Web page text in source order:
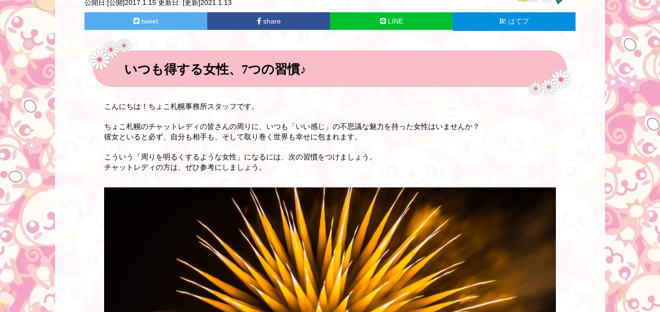
公開日:[公開]2017.1.15 更新日: [更新]2021.1.13
tweet share LINE はてブ
いつも得する女性、7つの習慣♪
こんにちは！ちょこ札幌事務所スタッフです。
ちょこ札幌のチャットレディの皆さんの周りに、いつも「いい感じ 」の不思議な魅力を持った女性はいませんか？
彼女といると必ず、自分も相手も、そして取り巻く世界も幸せに包まれます。
こういう「周りを明るくするような女性 」になるには、次の習慣をつけましょう。
チャットレディの方は、ぜひ参考にしましょう。